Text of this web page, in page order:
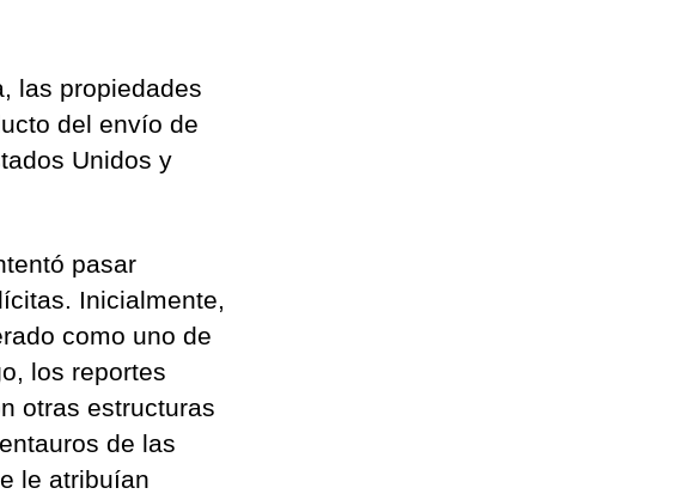
las propiedades
del envío de
Unidos y
pasar
Inicialmente,
como uno de
los reportes
otras estructuras
de las
le atribuían